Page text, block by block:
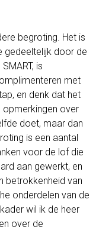
begroting. Het is
gedeeltelijk door de
is
met
en denk dat het
opmerkingen over
doet, maar dan
is een aantal
voor de lof die
aan gewerkt, en
betrokkenheid van
onderdelen van de
wil ik de heer
over de